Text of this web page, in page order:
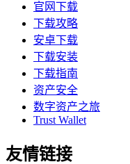
官网下载
下载攻略
安卓下载
下载安装
下载指南
资产安全
数字资产之旅
Trust Wallet
友情链接